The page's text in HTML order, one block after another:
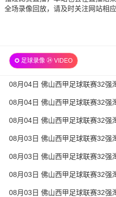
全场录像回放，请及时关注网站相
✪ 足球录像 ㉔ VIDEO
08月04日 佛山西甲足球联赛32强
全场录像
08月04日 佛山西甲足球联赛32强
徒 全场录像
08月04日 佛山西甲足球联赛32强
粵辉能源 全场录像
08月03日 佛山西甲足球联赛32强
华思力U17 全场录像
08月03日 佛山西甲足球联赛32强
全场录像
08月03日 佛山西甲足球联赛32强
得 全场录像
08月03日 佛山西甲足球联赛32强